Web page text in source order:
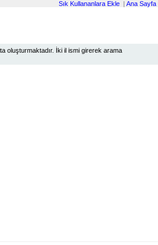
Sık Kullananlara Ekle | Ana Sayfa
oluşturmaktadır. İki il ismi girerek arama